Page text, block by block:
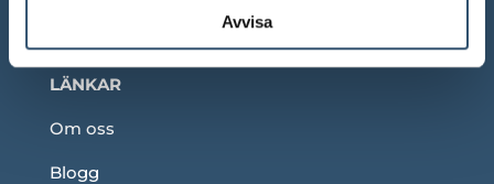
Avvisa
Under våra ordinarie öppettider
LÄNKAR
Om oss
Blogg